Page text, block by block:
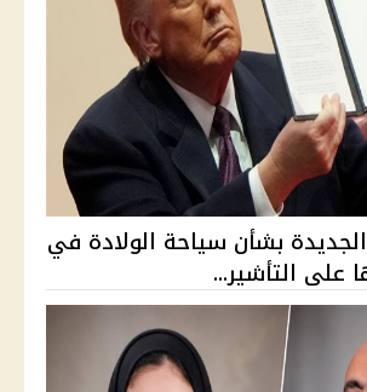
بشأن سياحة الولادة في
على التأشير...